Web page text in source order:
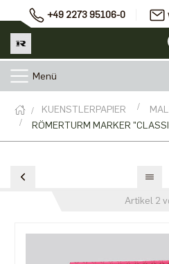
+49 2273 95106-0
Menü
KUENSTLERPAPIER
RÖMERTURM MARKER
Artikel 2